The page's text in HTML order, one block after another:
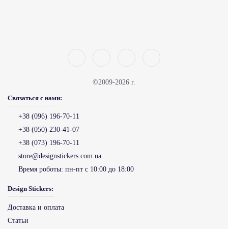
©2009-2026 г.
Связаться с нами:
+38 (096) 196-70-11
+38 (050) 230-41-07
+38 (073) 196-70-11
store@designstickers.com.ua
Время роботы: пн-пт с 10:00 до 18:00
Design Stickers:
Доставка и оплата
Статьи